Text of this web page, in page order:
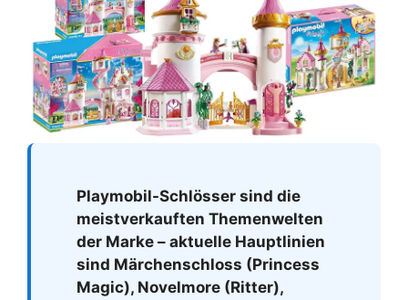
Playmobil-Schlösser sind die
meistverkauften Themenwelten
der Marke – aktuelle Hauptlinien
sind Märchenschloss (Princess
Magic), Novelmore (Ritter),